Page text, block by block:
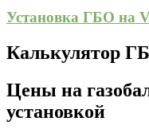
Установка ГБО на
Калькулятор
Цены на
установкой